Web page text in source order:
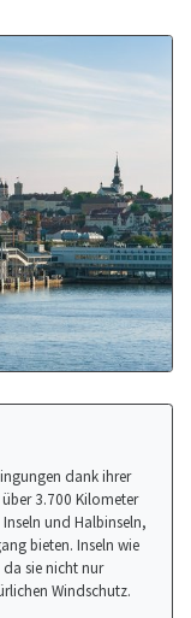
dank ihrer
3.700 Kilometer
und Halbinseln,
bieten. Inseln wie
sie nicht nur
Windschutz.